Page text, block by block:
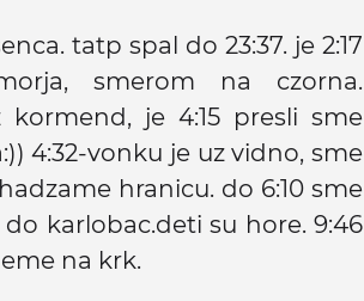
tatp spal do 23:37. je 2:17
smerom na czorna.
je 4:15 presli sme
4:32-vonku je uz vidno, sme
hranicu. do 6:10 sme
karlobac.deti su hore. 9:46
na krk.